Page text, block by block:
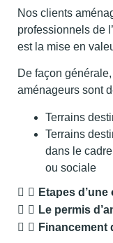
Nos clients
professionnels de
est la mise en
De façon
aménageurs sont
Terrains
Terrains
dans le
ou sociale
Etapes
Le permis
Financement